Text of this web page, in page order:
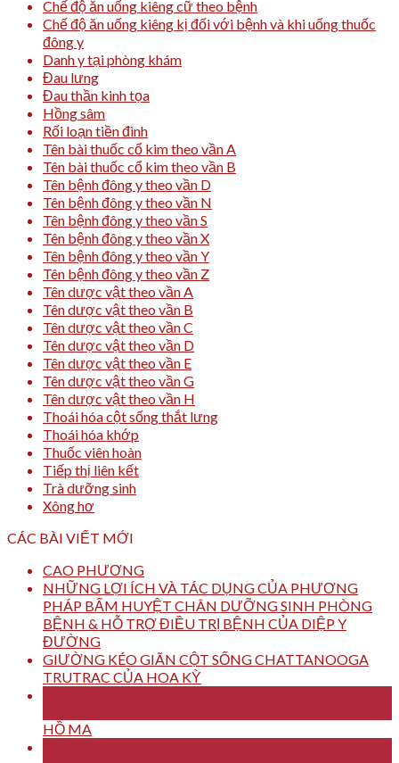
Chế độ ăn uống kiêng cữ theo bệnh
Chế độ ăn uống kiêng kị đối với bệnh và khi uống thuốc
đông y
Danh y tại phòng khám
Đau lưng
Đau thần kinh tọa
Hồng sâm
Rối loạn tiền đình
Tên bài thuốc cổ kim theo vần A
Tên bài thuốc cổ kim theo vần B
Tên bệnh đông y theo vần D
Tên bệnh đông y theo vần N
Tên bệnh đông y theo vần S
Tên bệnh đông y theo vần X
Tên bệnh đông y theo vần Y
Tên bệnh đông y theo vần Z
Tên dược vật theo vần A
Tên dược vật theo vần B
Tên dược vật theo vần C
Tên dược vật theo vần D
Tên dược vật theo vần E
Tên dược vật theo vần G
Tên dược vật theo vần H
Thoái hóa cột sống thắt lưng
Thoái hóa khớp
Thuốc viên hoàn
Tiếp thị liên kết
Trà dưỡng sinh
Xông hơ
CÁC BÀI VIẾT MỚI
CAO PHƯƠNG
NHỮNG LỢI ÍCH VÀ TÁC DỤNG CỦA PHƯƠNG
PHÁP BẤM HUYỆT CHÂN DƯỠNG SINH PHÒNG
BỆNH & HỖ TRỢ ĐIỀU TRỊ BỆNH CỦA DIỆP Y
ĐƯỜNG
GIƯỜNG KÉO GIÃN CỘT SỐNG CHATTANOOGA
TRUTRAC CỦA HOA KỲ
HỒ MA